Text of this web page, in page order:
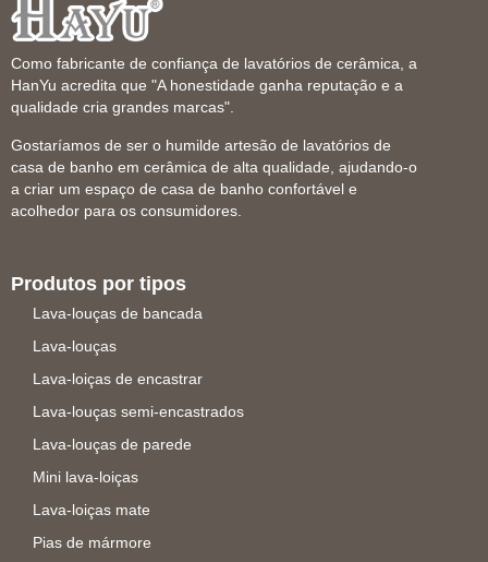
Como fabricante de confiança de lavatórios de cerâmica, a
HanYu acredita que "A honestidade ganha reputação e a
qualidade cria grandes marcas".
Gostaríamos de ser o humilde artesão de lavatórios de
casa de banho em cerâmica de alta qualidade, ajudando-o
a criar um espaço de casa de banho confortável e
acolhedor para os consumidores.
Produtos por tipos
Lava-louças de bancada
Lava-louças
Lava-loiças de encastrar
Lava-louças semi-encastrados
Lava-louças de parede
Mini lava-loiças
Lava-loiças mate
Pias de mármore